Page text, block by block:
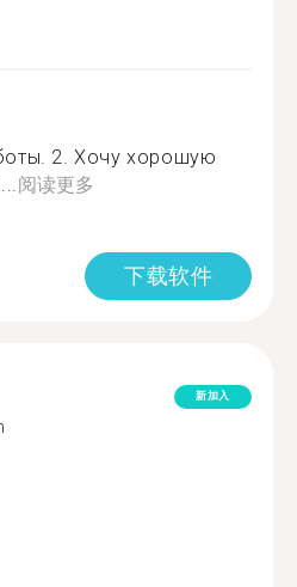
2. Хочу хорошую
阅读更多
下载软件
新加入